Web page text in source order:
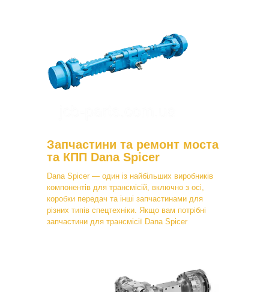
Запчастини та ремонт моста
та КПП Dana Spicer
Dana Spicer — один із найбільших виробників
компонентів для трансмісій, включно з осі,
коробки передач та інші запчастинами для
різних типів спецтехніки. Якщо вам потрібні
запчастини для трансмісії Dana Spicer